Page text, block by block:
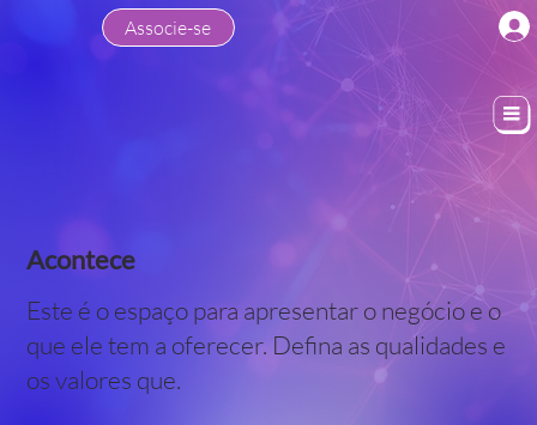
Associe-se
Acontece
Este é o espaço para apresentar o negócio e o
que ele tem a oferecer. Defina as qualidades e
os valores que.